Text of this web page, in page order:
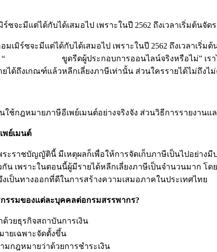
จะมีแต่ได้กับได้เสมอไป เพราะในปี 2562 ถึงเวลาเริ่มต้นจั
ร์ซจะมีแต่ได้กับได้เสมอไป เพราะในปี 2562 ถึงเวลาเริ่
ขูดรีดผู้ประกอบการออนไลน์จริงหรือไม่” เ
ได้ถึงเกณฑ์แล้วหลีกเลี่ยงภาษีเท่านั้น ส่วนใครรายได้ไม่ถึงไม่
กฎหมายภาษีอีเพย์เมนต์อย่างจริงจัง ส่วนวิธีการรายงานแ
พย์เมนต์
าชบัญญัตินี้ มีเหตุผลก็เพื่อให้การจัดเก็บภาษีเป็นไปอย่างมี
น เพราะในตอนนี้ผู้มีรายได้หลีกเลี่ยงภาษีเป็นจำนวนมาก
เป็นทางออกที่ดีในการสร้างความเสมอภาคในประเทศไทย
รรมของแต่ละบุคคลต่อกรมสรรพากร?
วยธุรกิจสถาบันการเงิน
ายเฉพาะจัดตั้งขึ้น
มกฎหมายว่าด้วยการชำระเงิน